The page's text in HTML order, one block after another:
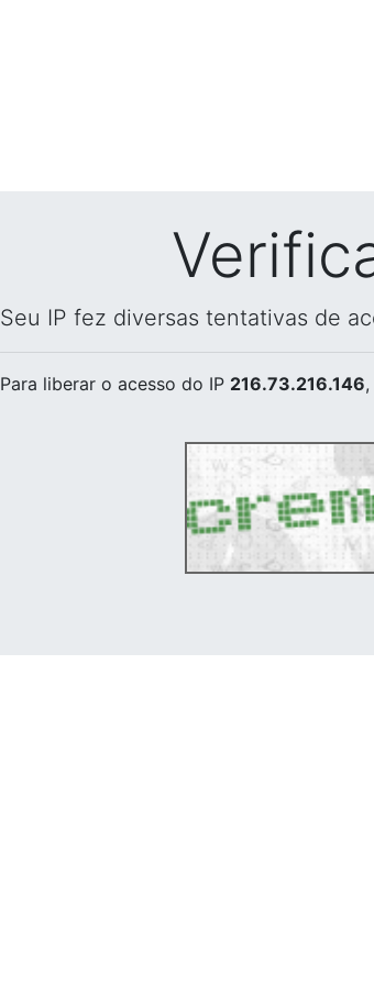
Seu IP fez diversas tentativas de
Para liberar o acesso do IP 216.73.216.146